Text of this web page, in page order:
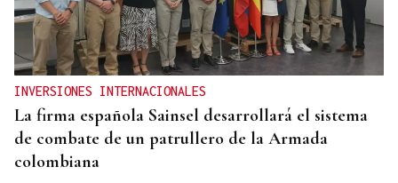
INVERSIONES INTERNACIONALES
La firma española Sainsel desarrollará el sistema
de combate de un patrullero de la Armada
colombiana